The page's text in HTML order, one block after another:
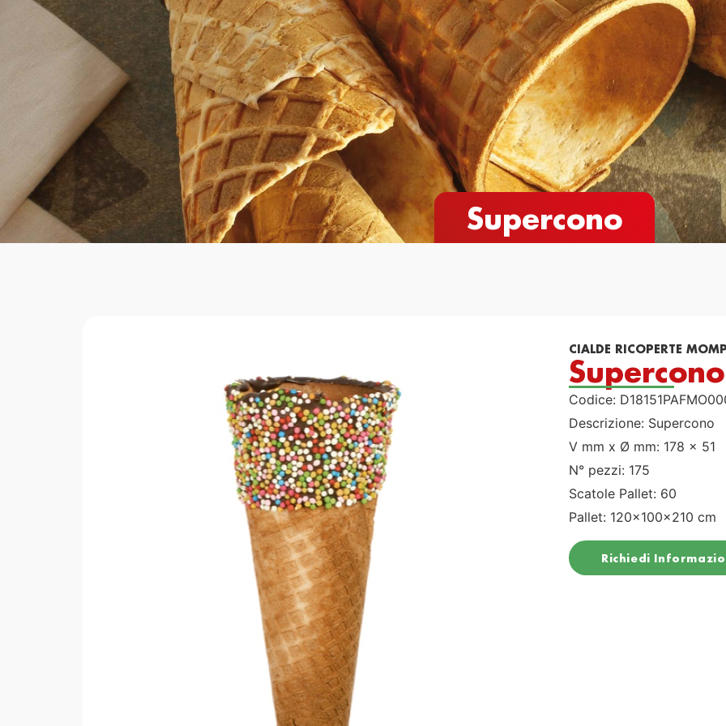
Home Cialde Novità Cataloghi Contatti
Supercono
CIALDE RICOPERTE
Supercono
Codice:
Descrizione: Supercono
V mm x Ø mm: 178 x 51
N° pezzi: 175
Scatole Pallet: 60
Pallet: 120x100x210 cm
Richiedi